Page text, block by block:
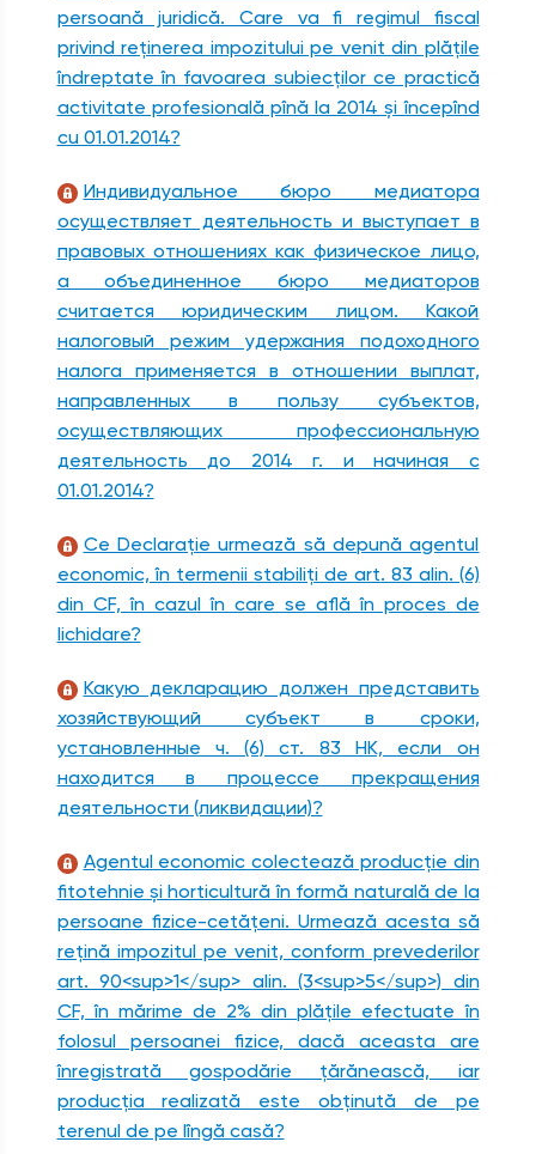
persoană juridică. Care va fi regimul fiscal
privind reţinerea impozitului pe venit din plăţile
îndreptate în favoarea subiecţilor ce practică
activitate profesională pînă la 2014 şi începînd
cu 01.01.2014?
Индивидуальное бюро медиатора
осуществляет деятельность и выступает в
правовых отношениях как физическое лицо,
а объединенное бюро медиаторов
считается юридическим лицом. Какой
налоговый режим удержания подоходного
налога применяется в отношении выплат,
направленных в пользу субъектов,
осуществляющих профессиональную
деятельность до 2014 г. и начиная с
01.01.2014?
Ce Declaraţie urmează să depună agentul
economic, în termenii stabiliţi de art. 83 alin. (6)
din CF, în cazul în care se află în proces de
lichidare?
Какую декларацию должен представить
хозяйствующий субъект в сроки,
установленные ч. (6) ст. 83 НК, если он
находится в процессе прекращения
деятельности (ликвидации)?
Agentul economic colectează producţie din
fitotehnie şi horticultură în formă naturală de la
persoane fizice-cetăţeni. Urmează acesta să
reţină impozitul pe venit, conform prevederilor
art. 90<sup>1</sup> alin. (3<sup>5</sup>) din
CF, în mărime de 2% din plăţile efectuate în
folosul persoanei fizice, dacă aceasta are
înregistrată gospodărie ţărănească, iar
producţia realizată este obţinută de pe
terenul de pe lîngă casă?